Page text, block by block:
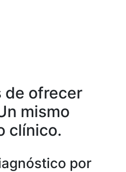
de ofrecer
mismo
clínico.
por